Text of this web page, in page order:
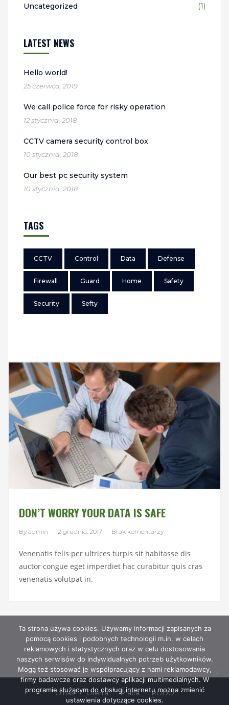
Uncategorized (1)
LATEST NEWS
Hello world!
25 czerwca, 2019
We call police force for risky operation
12 stycznia, 2018
CCTV camera security control box
10 stycznia, 2018
Our best pc security system
10 stycznia, 2018
TAGS
CCTV Control Data Defense
Firewall Guard Home Safety
Security Sefty
DON’T WORRY YOUR DATA IS SAFE
By admin - 12 grudnia, 2017 - Brak komentarzy
Venenatis felis per ultrices turpis sit habitasse dis
auctor congue eget imperdiet hac curabitur quis cras
venenatis volutpat in.
O nas Oferta Praca RODO
Ta strona używa cookies. Używamy informacji zapisanych za
pomocą cookies i podobnych technologii m.in. w celach
reklamowych i statystycznych oraz w celu dostosowania
naszych serwisów do indywidualnych potrzeb użytkowników.
Mogą też stosować je współpracujący z nami reklamodawcy,
firmy badawcze oraz dostawcy aplikacji multimedialnych. W
programie służącym do obsługi internetu można zmienić
ustawienia dotyczące cookies.